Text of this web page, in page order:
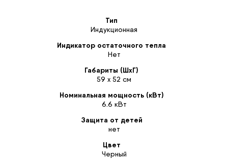
Тип
Индукционная
Индикатор остаточного тепла
Нет
Габариты (ШхГ)
59 х 52 см
Номинальная мощность (кВт)
6.6 кВт
Защита от детей
нет
Цвет
Черный